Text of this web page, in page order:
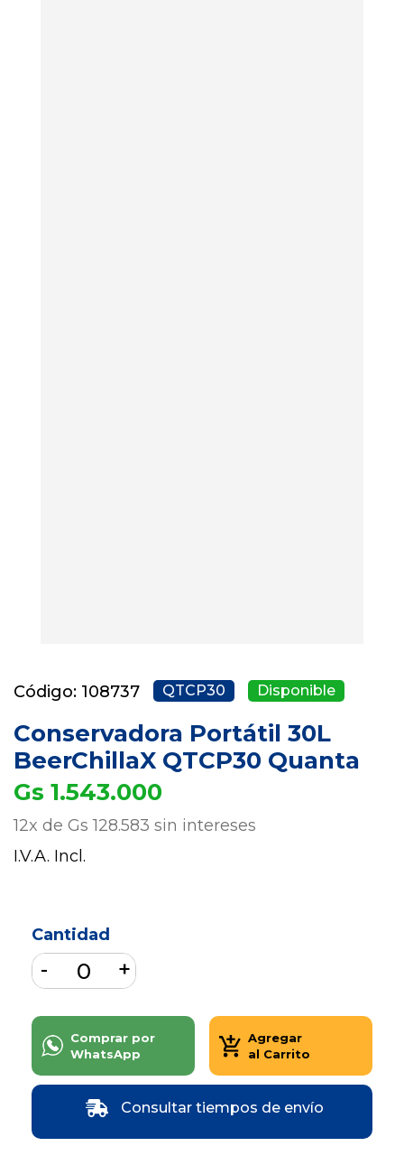
Código: 108737 QTCP30 Disponible
Conservadora Portátil 30L
BeerChillaX QTCP30 Quanta
Gs 1.543.000
12x de Gs 128.583 sin intereses
I.V.A. Incl.
Cantidad
Comprar por
WhatsApp
Agregar
al Carrito
Consultar tiempos de envío